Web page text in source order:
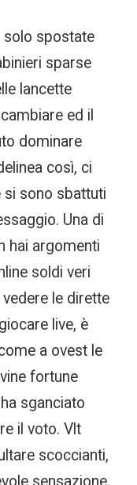
solo spostate
sparse
lancette
ed il
dominare
così, ci
si sono sbattuti
Una di
hai argomenti
soldi veri
le dirette
live, è
a ovest le
fortune
sganciato
il voto. Vlt
scoccianti,
sensazione